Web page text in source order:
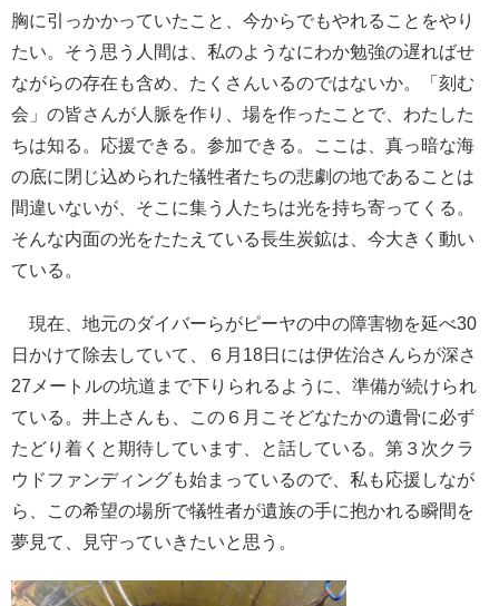
胸に引っかかっていたこと、今からでもやれることをやり
たい。そう思う人間は、私のようなにわか勉強の遅ればせ
ながらの存在も含め、たくさんいるのではないか。「刻む
会」の皆さんが人脈を作り、場を作ったことで、わたした
ちは知る。応援できる。参加できる。ここは、真っ暗な海
の底に閉じ込められた犠牲者たちの悲劇の地であることは
間違いないが、そこに集う人たちは光を持ち寄ってくる。
そんな内面の光をたたえている長生炭鉱は、今大きく動い
ている。
現在、地元のダイバーらがピーヤの中の障害物を延べ30
日かけて除去していて、６月18日には伊佐治さんらが深さ
27メートルの坑道まで下りられるように、準備が続けられ
ている。井上さんも、この６月こそどなたかの遺骨に必ず
たどり着くと期待しています、と話している。第３次クラ
ウドファンディングも始まっているので、私も応援しなが
ら、この希望の場所で犠牲者が遺族の手に抱かれる瞬間を
夢見て、見守っていきたいと思う。